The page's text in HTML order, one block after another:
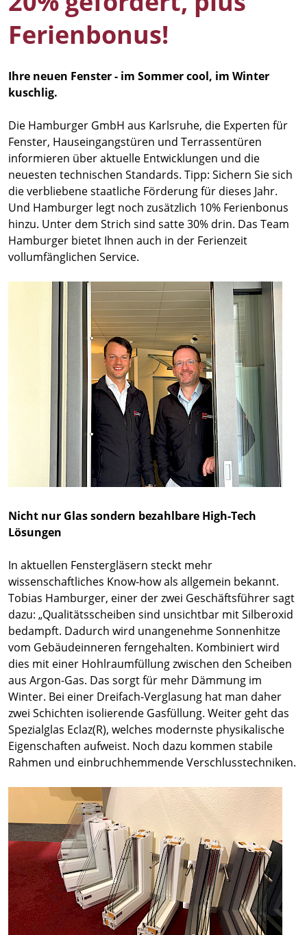
Ferienbonus!
Ihre neuen Fenster - im Sommer cool, im Winter
kuschlig.
Die Hamburger GmbH aus Karlsruhe, die Experten für
Fenster, Hauseingangstüren und Terrassentüren
informieren über aktuelle Entwicklungen und die
neuesten technischen Standards. Tipp: Sichern Sie sich
die verbliebene staatliche Förderung für dieses Jahr.
Und Hamburger legt noch zusätzlich 10% Ferienbonus
hinzu. Unter dem Strich sind satte 30% drin. Das Team
Hamburger bietet Ihnen auch in der Ferienzeit
vollumfänglichen Service.
Nicht nur Glas sondern bezahlbare High-Tech
Lösungen
In aktuellen Fenstergläsern steckt mehr
wissenschaftliches Know-how als allgemein bekannt.
Tobias Hamburger, einer der zwei Geschäftsführer sagt
dazu: „Qualitätsscheiben sind unsichtbar mit Silberoxid
bedampft. Dadurch wird unangenehme Sonnenhitze
vom Gebäudeinneren ferngehalten. Kombiniert wird
dies mit einer Hohlraumfüllung zwischen den Scheiben
aus Argon-Gas. Das sorgt für mehr Dämmung im
Winter. Bei einer Dreifach-Verglasung hat man daher
zwei Schichten isolierende Gasfüllung. Weiter geht das
Spezialglas Eclaz(R), welches modernste physikalische
Eigenschaften aufweist. Noch dazu kommen stabile
Rahmen und einbruchhemmende Verschlusstechniken.